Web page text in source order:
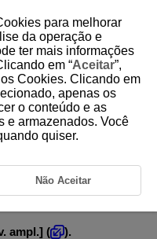
ou outros detalhes. A
gravados nem a saída de
ampl.] (
).
para melhorar
da operação e
ter mais informações
em “Aceitar”,
Cookies. Clicando em
apenas os
o conteúdo e as
e armazenados. Você
quiser.
Não Aceitar